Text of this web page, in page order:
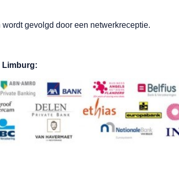
gevolgd door een netwerkreceptie.
Limburg: